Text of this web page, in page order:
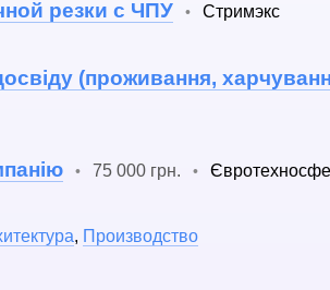
резки с ЧПУ •
Стримэкс
(проживання,
• 75 000 грн. •
, Производство